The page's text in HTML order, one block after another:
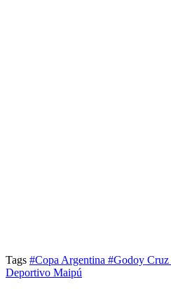
Tags #Copa Argentina #Godoy Cruz
Deportivo Maipú